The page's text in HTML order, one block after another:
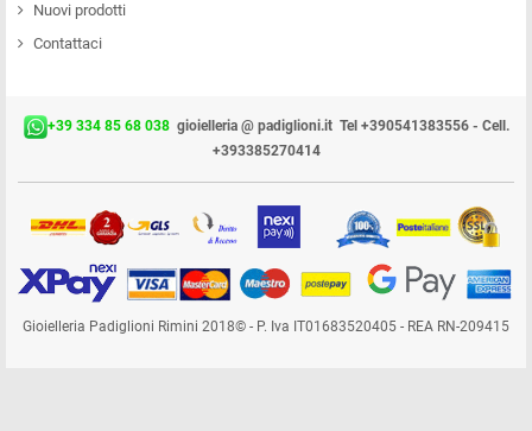
Nuovi prodotti
Contattaci
+39 334 85 68 038 gioielleria @ padiglioni.it Tel +390541383556 - Cell.
+393385270414
Gioielleria Padiglioni Rimini 2018© - P. Iva IT01683520405 - REA RN-209415